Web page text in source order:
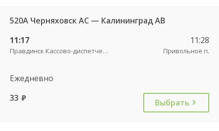
520А Черняховск АС — Калининград АВ
11:17
Правдинск Кассово-диспетчерский пункт
11:28
Привольное п.
Ежедневно
33 руб. Выбрать